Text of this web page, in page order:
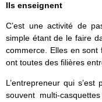
Ils enseignent
C’est une activité de
simple étant de le faire
commerce. Elles en
ont toutes des filières
L’entrepreneur qui
souvent multi-